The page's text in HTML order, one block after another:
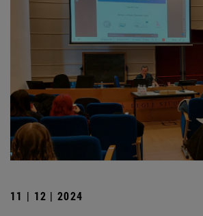
11 | 12 | 2024